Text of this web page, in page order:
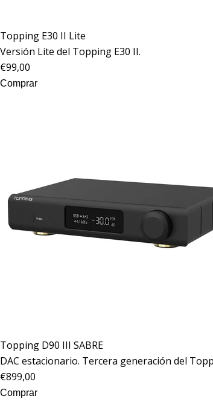
Topping E30 II Lite
Versión Lite del Topping E30 II.
€99,00
Comprar
Topping D90 III SABRE
DAC estacionario. Tercera generación del
€899,00
Comprar